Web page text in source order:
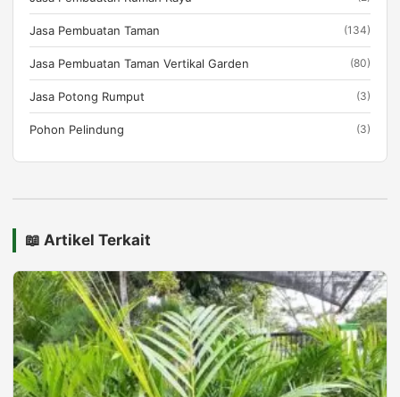
Jasa Pembuatan Taman (134)
Jasa Pembuatan Taman Vertikal Garden (80)
Jasa Potong Rumput (3)
Pohon Pelindung (3)
📖 Artikel Terkait